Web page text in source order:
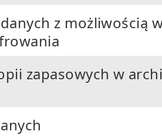
z możliwością
zapasowych w